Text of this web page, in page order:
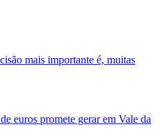
mais importante é, muitas
euros promete gerar em Vale da